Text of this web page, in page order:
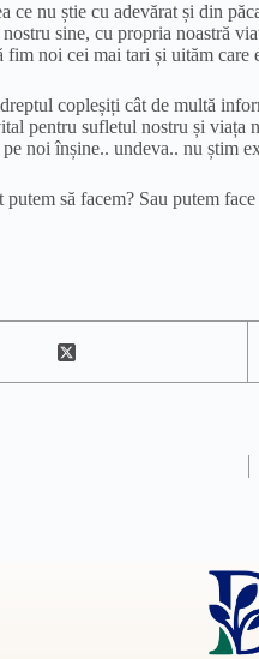
ce nu știe cu adevărat și din
sine, cu propria noastră
noi cei mai tari și uităm care
copleșiți cât de multă
pentru sufletul nostru și
noi înșine.. undeva.. nu știm
să facem? Sau putem